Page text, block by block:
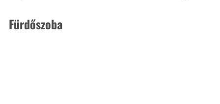
Fürdőszoba